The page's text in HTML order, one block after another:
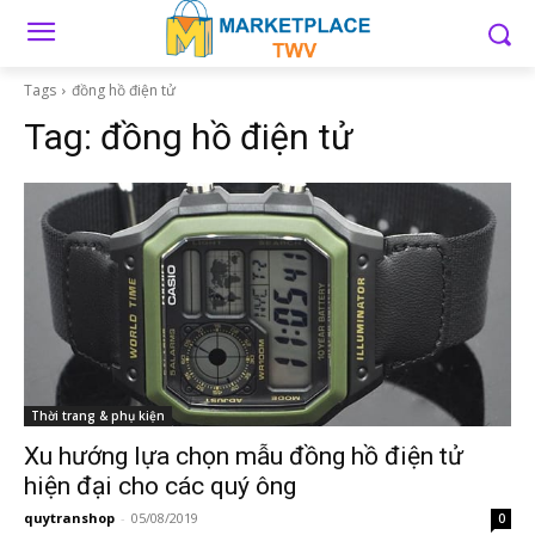
Tags đồng hồ điện tử
Tag: đồng hồ điện tử
Thời trang & phụ kiện
Xu hướng lựa chọn mẫu đồng hồ điện tử
hiện đại cho các quý ông
quytranshop - 05/08/2019 0